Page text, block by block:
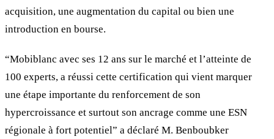
acquisition, une augmentation du capital ou bien une
introduction en bourse.
“Mobiblanc avec ses 12 ans sur le marché et l’atteinte de
100 experts, a réussi cette certification qui vient marquer
une étape importante du renforcement de son
hypercroissance et surtout son ancrage comme une ESN
régionale à fort potentiel” a déclaré M. Benboubker